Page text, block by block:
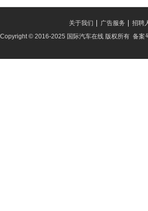
招聘
广告服务
关于我们
Copyright © 2016-2025 国际汽车在线 版权所有 备案